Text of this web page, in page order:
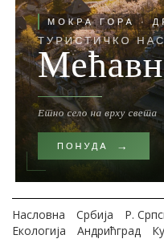
Насловна Србија Р.
Екологија
Андрићград